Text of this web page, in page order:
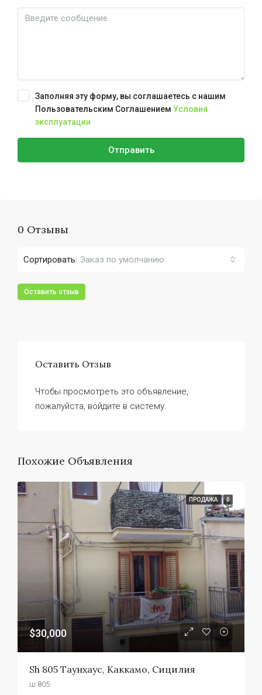
Заполняя эту форму, вы соглашаетесь с нашим
Пользовательским Соглашением Условия
эксплуатации
Отправить
0 Отзывы
Сортировать: Заказ по умолчанию
Оставить отзыв
Оставить Отзыв
Чтобы просмотреть это объявление,
пожалуйста, войдите в систему.
Похожие Объявления
ПРОДАЖА 0
$30,000
Sh 805 Таунхаус, Каккамо, Сицилия
ш 805